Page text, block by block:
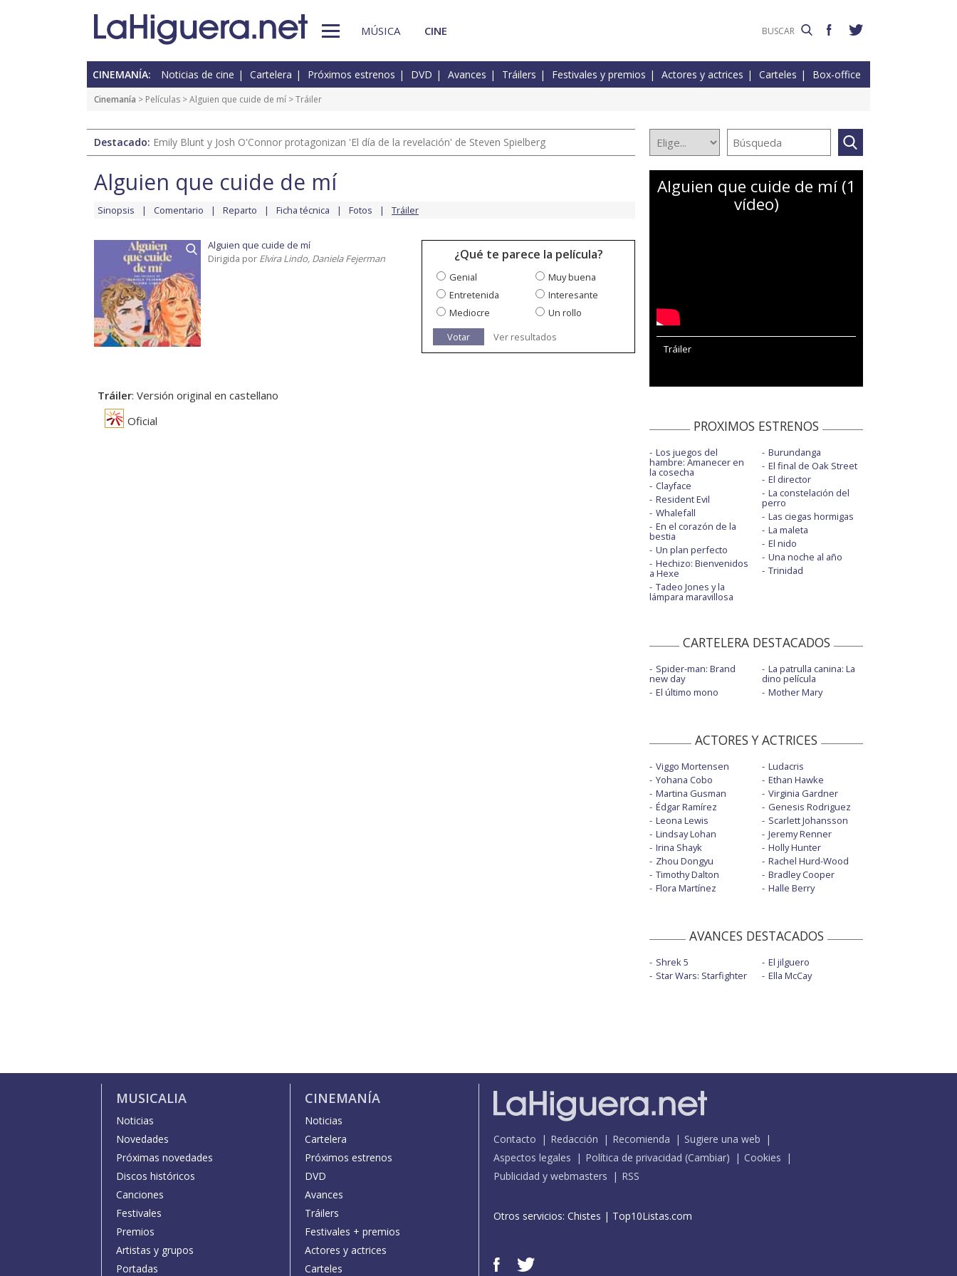
MÚSICA CINE
CINEMANÍA: Noticias de cine Cartelera Próximos estrenos DVD Avances Tráilers Festivales y premios Actores y actrices Carteles Box-office
Cinemanía > Películas >Alguien que cuide de mí > Tráiler
Destacado: Emily Blunt y Josh O'Connor protagonizan 'El día de la revelación' de Steven Spielberg
Alguien que cuide de mí
Sinopsis Comentario Reparto Ficha técnica Fotos Tráiler
Alguien que cuide de mí
Dirigida por Elvira Lindo, Daniela Fejerman ¿Qué te parece la película?
Genial
Muy buena
Entretenida
Interesante
Mediocre
Un rollo
Votar
Ver resultados
Tráiler: Versión original en castellano
Oficial
Alguien que cuide de mí (1
vídeo)
Tráiler
PROXIMOS ESTRENOS
Los juegos del
hambre: Amanecer en
la cosecha
Clayface
Resident Evil
Whalefall
En el corazón de la
bestia
Un plan perfecto
Hechizo: Bienvenidos
a Hexe
Tadeo Jones y la
lámpara maravillosa
Burundanga
El final de Oak Street
El director
La constelación del
perro
Las ciegas hormigas
La maleta
El nido
Una noche al año
Trinidad
CARTELERA DESTACADOS
Spider-man: Brand
new day
El último mono
La patrulla canina: La
dino película
Mother Mary
ACTORES Y ACTRICES
Viggo Mortensen
Yohana Cobo
Martina Gusman
Édgar Ramírez
Leona Lewis
Lindsay Lohan
Irina Shayk
Zhou Dongyu
Timothy Dalton
Flora Martínez
Ludacris
Ethan Hawke
Virginia Gardner
Genesis Rodriguez
Scarlett Johansson
Jeremy Renner
Holly Hunter
Rachel Hurd-Wood
Bradley Cooper
Halle Berry
AVANCES DESTACADOS
Shrek 5
Star Wars: Starfighter
El jilguero
Ella McCay
MUSICALIA
Noticias
Novedades
Próximas novedades
Discos históricos
Canciones
Festivales
Premios
Artistas y grupos
Portadas
CINEMANÍA
Noticias
Cartelera
Próximos estrenos
DVD
Avances
Tráilers
Festivales + premios
Actores y actrices
Carteles
Contacto Redacción Recomienda
Sugiere una web
Aspectos legales
Política de privacidad (Cambiar)
Cookies
Publicidad y webmasters
RSS
Otros servicios: Chistes | Top10Listas.com